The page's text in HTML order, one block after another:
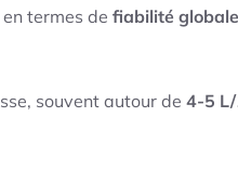
termes de fiabilité globale
souvent autour de 4-5